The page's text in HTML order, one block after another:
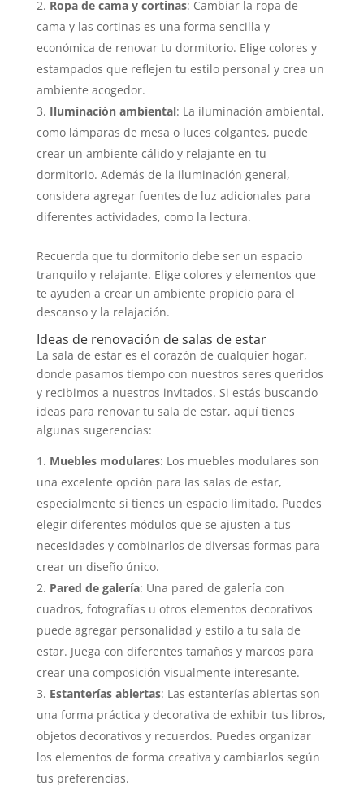
Ropa de cama y cortinas: Cambiar la ropa de
cama y las cortinas es una forma sencilla y
económica de renovar tu dormitorio. Elige colores y
estampados que reflejen tu estilo personal y crea un
ambiente acogedor.
Iluminación ambiental: La iluminación ambiental,
como lámparas de mesa o luces colgantes, puede
crear un ambiente cálido y relajante en tu
dormitorio. Además de la iluminación general,
considera agregar fuentes de luz adicionales para
diferentes actividades, como la lectura.
Recuerda que tu dormitorio debe ser un espacio
tranquilo y relajante. Elige colores y elementos que
te ayuden a crear un ambiente propicio para el
descanso y la relajación.
Ideas de renovación de salas de estar
La sala de estar es el corazón de cualquier hogar,
donde pasamos tiempo con nuestros seres queridos
y recibimos a nuestros invitados. Si estás buscando
ideas para renovar tu sala de estar, aquí tienes
algunas sugerencias:
Muebles modulares: Los muebles modulares son
una excelente opción para las salas de estar,
especialmente si tienes un espacio limitado. Puedes
elegir diferentes módulos que se ajusten a tus
necesidades y combinarlos de diversas formas para
crear un diseño único.
Pared de galería: Una pared de galería con
cuadros, fotografías u otros elementos decorativos
puede agregar personalidad y estilo a tu sala de
estar. Juega con diferentes tamaños y marcos para
crear una composición visualmente interesante.
Estanterías abiertas: Las estanterías abiertas son
una forma práctica y decorativa de exhibir tus libros,
objetos decorativos y recuerdos. Puedes organizar
los elementos de forma creativa y cambiarlos según
tus preferencias.